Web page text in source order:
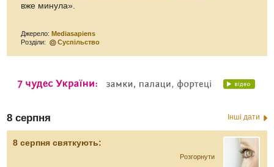
вже минула».
Джерело:Mediasapiens
Розділи:
Суспільство
8 серпня Інші дати
8 серпня святкують:
Розгорнути